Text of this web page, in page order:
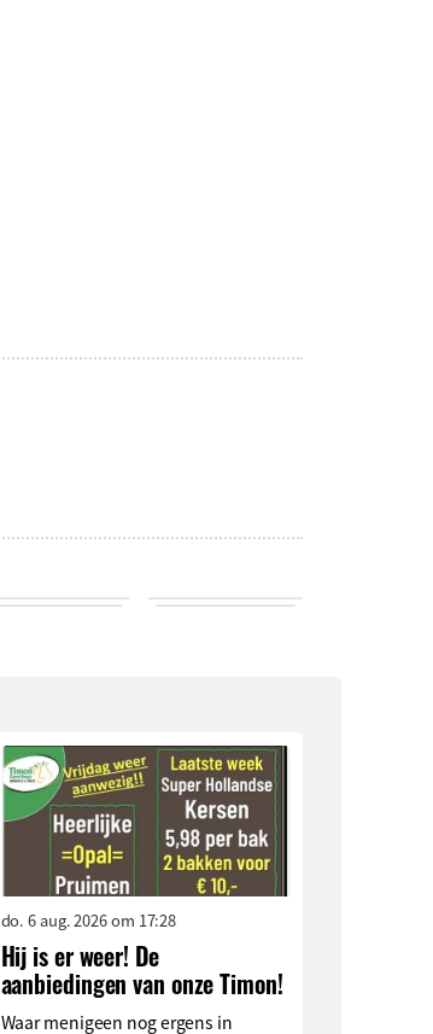
do. 6 aug. 2026 om 17:28
Hij is er weer! De
aanbiedingen van onze Timon!
Waar menigeen nog ergens in